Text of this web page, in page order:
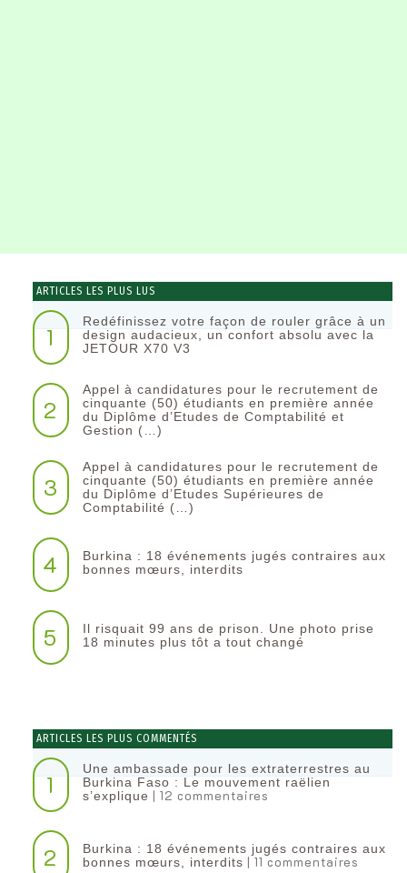
ARTICLES LES PLUS LUS
1
Redéfinissez votre façon de rouler grâce à un
design audacieux, un confort absolu avec la
JETOUR X70 V3
2
Appel à candidatures pour le recrutement de
cinquante (50) étudiants en première année
du Diplôme d’Etudes de Comptabilité et
Gestion (…)
3
Appel à candidatures pour le recrutement de
cinquante (50) étudiants en première année
du Diplôme d’Etudes Supérieures de
Comptabilité (…)
4
Burkina : 18 événements jugés contraires aux
bonnes mœurs, interdits
5
Il risquait 99 ans de prison. Une photo prise
18 minutes plus tôt a tout changé
ARTICLES LES PLUS COMMENTÉS
1
Une ambassade pour les extraterrestres au
Burkina Faso : Le mouvement raëlien
s’explique | 12 commentaires
2
Burkina : 18 événements jugés contraires aux
bonnes mœurs, interdits | 11 commentaires